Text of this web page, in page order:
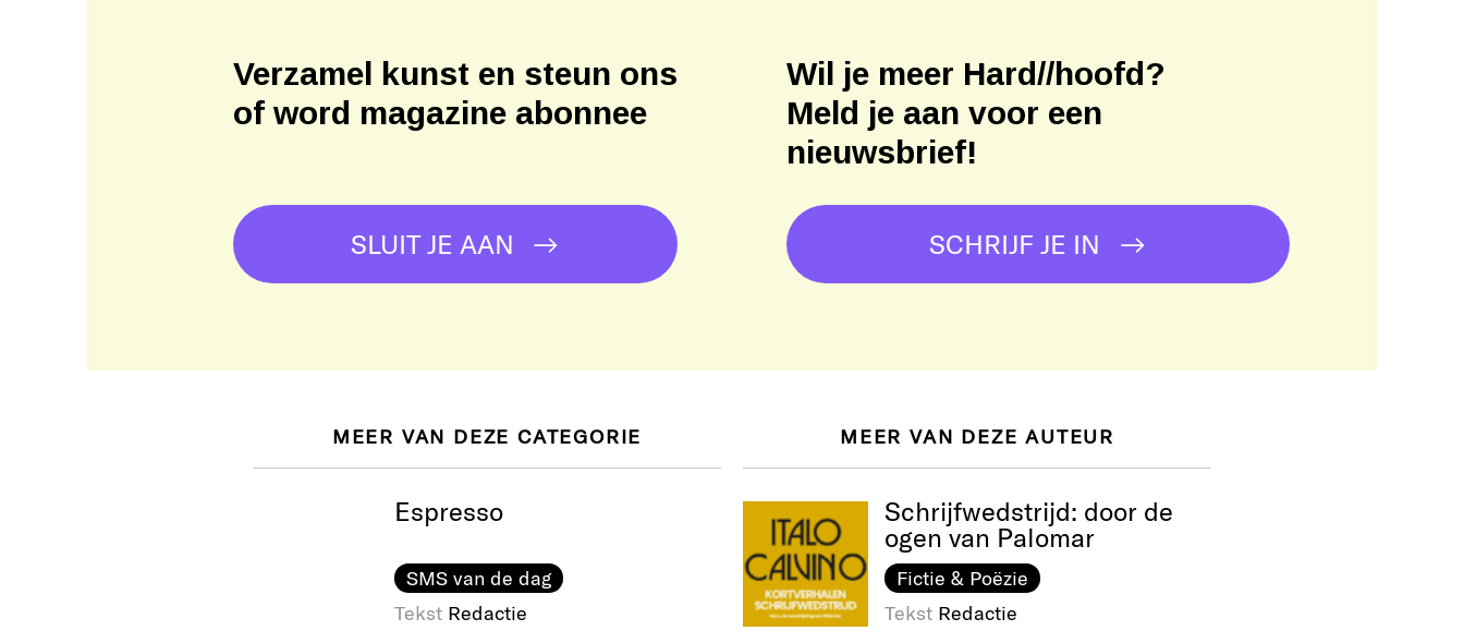
Verzamel kunst en steun ons
of word magazine abonnee
SLUIT JE AAN
Wil je meer Hard//hoofd?
Meld je aan voor een
nieuwsbrief!
SCHRIJF JE IN
MEER VAN DEZE CATEGORIE
Espresso
SMS van de dag
Tekst Redactie
MEER VAN DEZE AUTEUR
Schrijfwedstrijd: door de
ogen van Palomar
Fictie & Poëzie
Tekst Redactie